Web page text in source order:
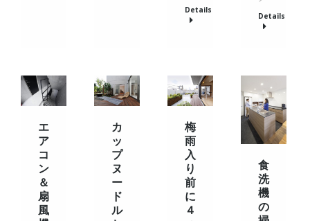
Details
Details
エ
ア
コ
ン
＆
扇
風
カ
ッ
プ
ヌ
ー
ド
ル
梅
雨
入
り
前
に
４
食
洗
機
の